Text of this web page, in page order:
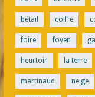
bétail coiffe
foire foyen
heurtoir la terre
martinaud neige